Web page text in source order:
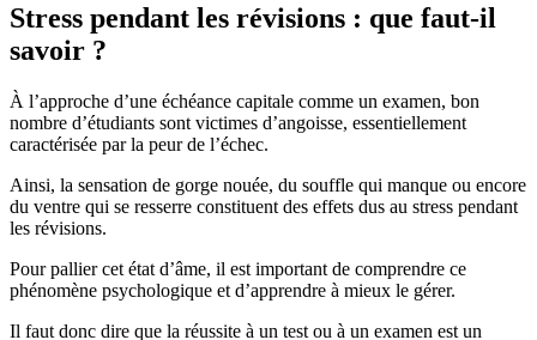
Stress pendant les révisions : que faut-il
savoir ?
À l’approche d’une échéance capitale comme un examen, bon
nombre d’étudiants sont victimes d’angoisse, essentiellement
caractérisée par la peur de l’échec.
Ainsi, la sensation de gorge nouée, du souffle qui manque ou encore
du ventre qui se resserre constituent des effets dus au stress pendant
les révisions.
Pour pallier cet état d’âme, il est important de comprendre ce
phénomène psychologique et d’apprendre à mieux le gérer.
Il faut donc dire que la réussite à un test ou à un examen est un